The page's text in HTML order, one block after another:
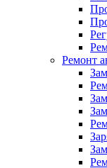
Ремонт